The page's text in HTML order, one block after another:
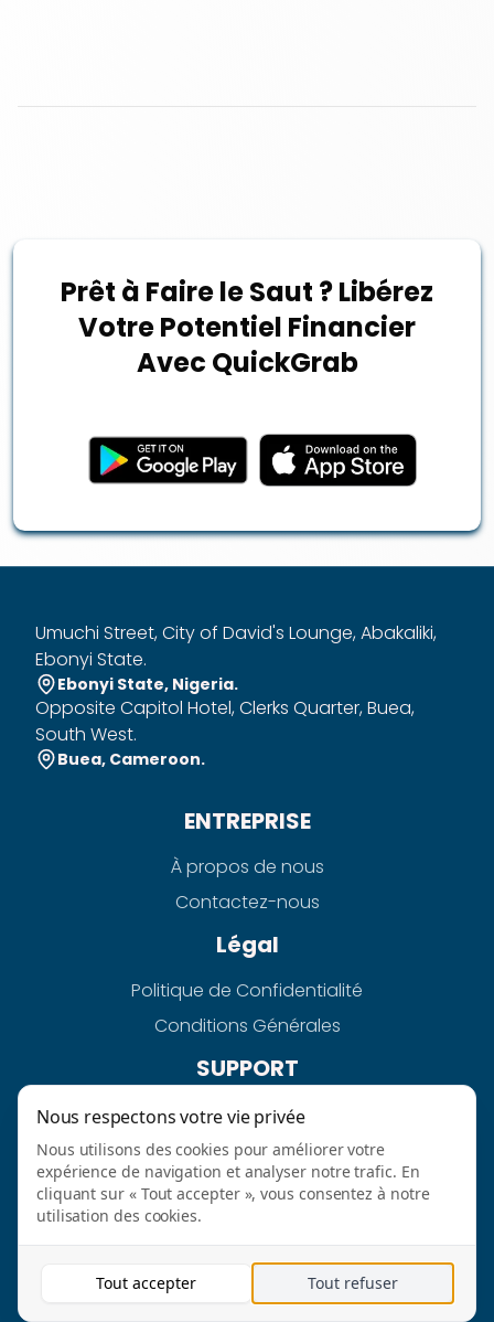
Prêt à Faire le Saut ? Libérez
Votre Potentiel Financier
Avec QuickGrab
Umuchi Street, City of David's Lounge, Abakaliki,
Ebonyi State.
Ebonyi State, Nigeria.
Opposite Capitol Hotel, Clerks Quarter, Buea,
South West.
Buea, Cameroon.
ENTREPRISE
À propos de nous
Contactez-nous
Légal
Politique de Confidentialité
Conditions Générales
SUPPORT
Aide
FAQ
AURAHPAY-QUICKGRAB LTD @2026 TOUS DROITS
Nous respectons votre vie privée
Nous utilisons des cookies pour améliorer votre
expérience de navigation et analyser notre trafic. En
cliquant sur « Tout accepter », vous consentez à notre
utilisation des cookies.
Tout refuser
Tout accepter